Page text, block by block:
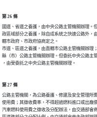
第 26 條
國道、省道之養護，由中央公路主管機關辦理。
政區域部分之養護，除自成系統之快速公路外，
轄市政府、市政府協商定之。
市道、區道之養護，由直轄市公路主管機關辦理
縣（市）公路主管機關辦理。但委託中央公路主
，由受委託之中央公路主管機關辦理。
第 27 條
公路主管機關，為公路養護、修建及安全管理所
使用費；其徵收費率，不得超過燃料進口或出廠
汽車燃料使用費之徵收及分配辦法，由交通部會